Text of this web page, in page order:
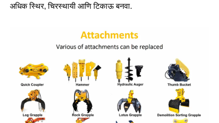
अधिक स्थिर, चिरस्थायी आणि टिकाऊ बनवा.